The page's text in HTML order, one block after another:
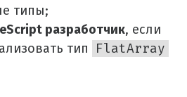
типы;
разработчик, если
тип
FlatArray